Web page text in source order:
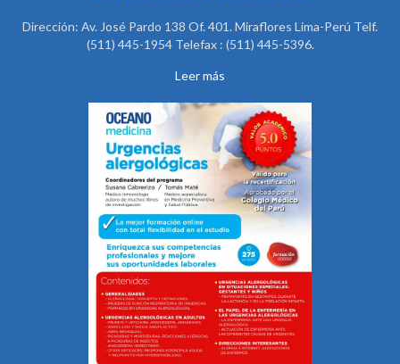
Dirección: Av. José Pardo 138 Of. 401. Miraflores Lima-Perú Telf.
(511) 445-1954 Telefax : (511) 445-5396.
Leer más